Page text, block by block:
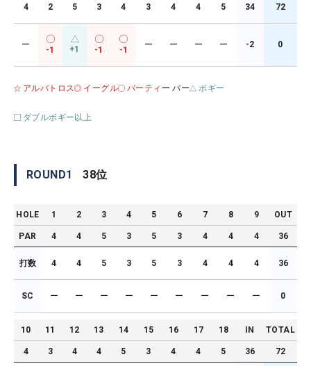
4 2 5 3 4 3 4 4 5 34 72
ー
-1 +1 -1 -1
ー ー ー ー -2 0
アルバトロス イーグル バーティ ー パー ボギー
ダブルボギー以上
ROUND1 38位
HOLE 1 2 3 4 5 6 7 8 9 OUT
PAR 4 4 5 3 5 3 4 4 4 36
打数 4 4 5 3 5 3 4 4 4 36
SC ー ー ー ー ー ー ー ー ー 0
10 11 12 13 14 15 16 17 18 IN TOTAL
4 3 4 4 5 3 4 4 5 36 72